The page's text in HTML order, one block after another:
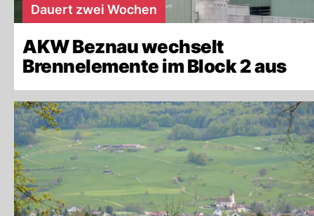
Dauert zwei Wochen
AKW Beznau wechselt
Brennelemente im Block 2 aus